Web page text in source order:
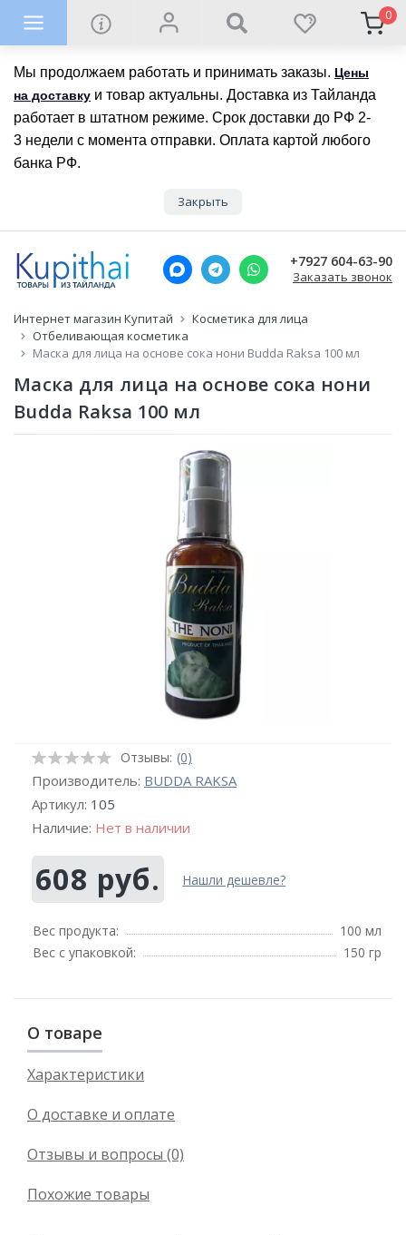
Мы продолжаем работать и принимать заказы. Цены
на доставку и товар актуальны. Доставка из Тайланда
работает в штатном режиме. Срок доставки до РФ 2-
3 недели с момента отправки. Оплата картой любого
банка РФ.
Закрыть
0
+7927 604-63-90
Заказать звонок
Интернет магазин Купитай
Косметика для лица
Отбеливающая косметика
Маска для лица на основе сока нони Budda Raksa 100 мл
Маска для лица на основе сока нони
Budda Raksa 100 мл
Отзывы: (0)
Производитель: BUDDA RAKSA
Артикул: 105
Наличие: Нет в наличии
608 руб. Нашли дешевле?
Вес продукта:
100 мл
Вес с упаковкой:
150 гр
О товаре
Характеристики
О доставке и оплате
Отзывы и вопросы (0)
Похожие товары